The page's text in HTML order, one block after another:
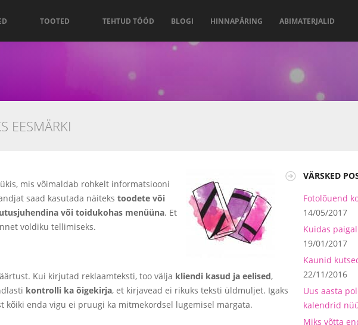
TOOTED TEHTUD TÖÖD BLOGI HINNAPÄRING ABIMATERJALID
EESMÄRKI
mis võimaldab rohkelt informatsiooni
saad kasutada näiteks toodete või
või toidukohas menüüna. Et
voldiku tellimiseks.
Kui kirjutad reklaamteksti, too välja kliendi kasud ja eelised,
kontrolli ka õigekirja, et kirjavead ei rikuks teksti üldmuljet. Igaks
kõiki enda vigu ei pruugi ka mitmekordsel lugemisel märgata.
VÄRSKED
Fotolõuend
14/05/2017
Kuidas
19/01/2017
Kaunid
22/11/2016
Uus aasta
kalendrid
Miks võtta